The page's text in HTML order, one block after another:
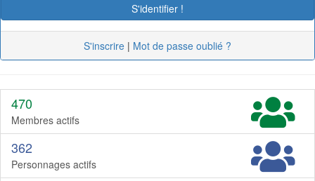
S'inscrire | Mot de passe oublié ?
470
Membres actifs
362
Personnages actifs